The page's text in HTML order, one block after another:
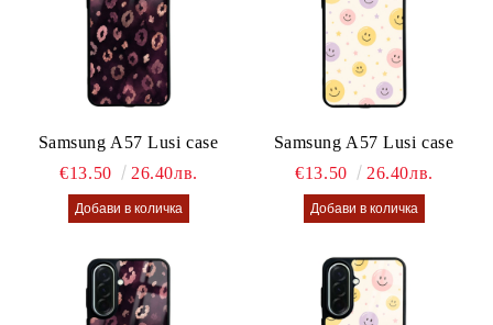
Samsung A57 Lusi case
€13.50
26.40лв.
Samsung A57 Lusi case
€13.50
26.40лв.